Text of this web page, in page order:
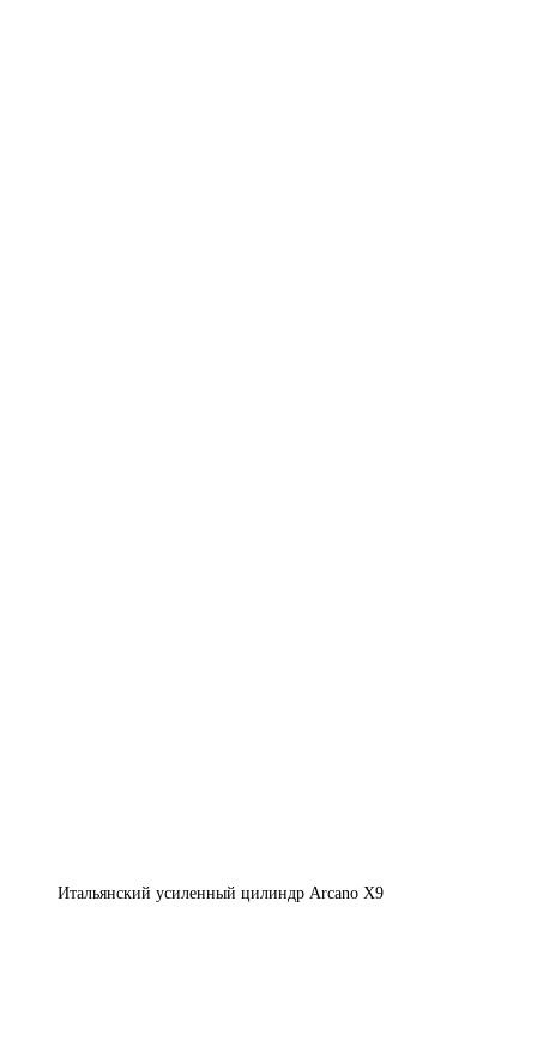
Итальянский усиленный цилиндр Arcano X9​